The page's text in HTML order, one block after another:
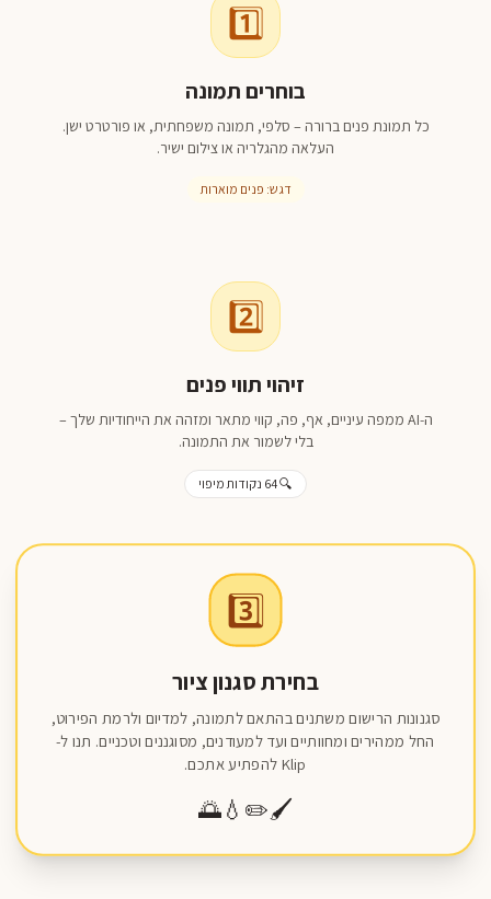
1️⃣
בוחרים תמונה
כל תמונת פנים ברורה – סלפי, תמונה משפחתית, או פורטרט ישן.
העלאה מהגלריה או צילום ישיר.
דגש: פנים מוארות
2️⃣
זיהוי תווי פנים
ה‑AI ממפה עיניים, אף, פה, קווי מתאר ומזהה את הייחודיות שלך –
בלי לשמור את התמונה.
🔍 64 נקודות מיפוי
3️⃣
בחירת סגנון ציור
סגנונות הרישום משתנים בהתאם לתמונה, למדיום ולרמת הפירוט,
החל ממהירים ומחוותיים ועד למעודנים, מסוגננים וטכניים. תנו ל-
Klip להפתיע אתכם.
🖌️
✏️
💧
🌅